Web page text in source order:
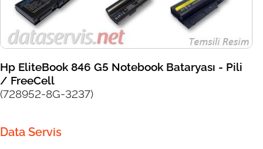
Hp EliteBook 846 G5 Notebook Bataryası - Pili
/ FreeCell
(728952-8G-3237)
Data Servis